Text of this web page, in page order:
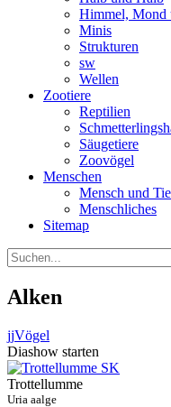
Himmel, Mond
Minis
Strukturen
sw
Wellen
Zootiere
Reptilien
Säugetiere
Zoovögel
Menschen
Mensch und
Menschliches
Sitemap
Alken
jjVögel
Diashow starten
Trottellumme
Uria aalge